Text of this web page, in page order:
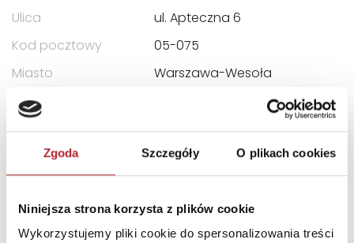
Zgoda Szczegóły O plikach cookies
Niniejsza strona korzysta z plików cookie
Wykorzystujemy pliki cookie do spersonalizowania treści
Ulica
ul. Apteczna 6
Kod pocztowy
05-075
Miasto
Warszawa-Wesoła
E-mail
INFORMACJE I OSTRZEŻENIA
połknięcia; dla dzieci powyżej 8 roku życia
<br>CE/deklaracja zgodności EN 71